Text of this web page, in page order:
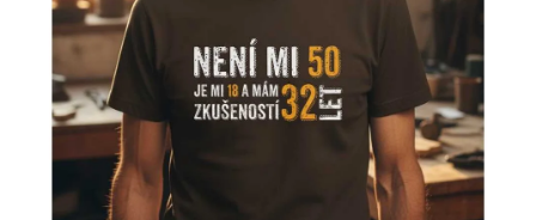
MÁM SRDCE POMÁHÁM
VÁNOCE
PROVIZNÍ SYSTÉM